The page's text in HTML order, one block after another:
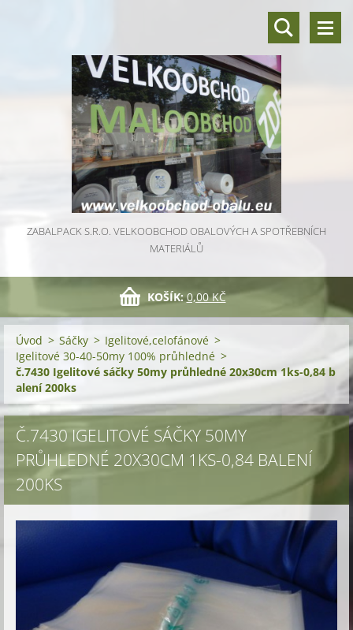
ZABALPACK S.R.O. VELKOOBCHOD OBALOVÝCH A SPOTŘEBNÍCH
MATERIÁLŮ
KOŠÍK: 0,00 KČ
Úvod > Sáčky > Igelitové,celofánové >
Igelitové 30-40-50my 100% průhledné >
č.7430 Igelitové sáčky 50my průhledné 20x30cm 1ks-0,84 b
alení 200ks
Č.7430 IGELITOVÉ SÁČKY 50MY
PRŮHLEDNÉ 20X30CM 1KS-0,84 BALENÍ
200KS